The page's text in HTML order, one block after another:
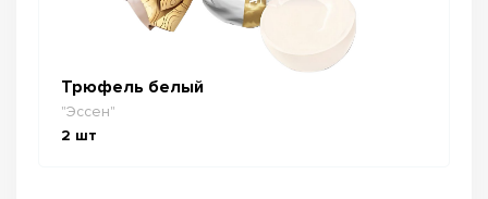
Трюфель белый
"Эссен"
2 шт